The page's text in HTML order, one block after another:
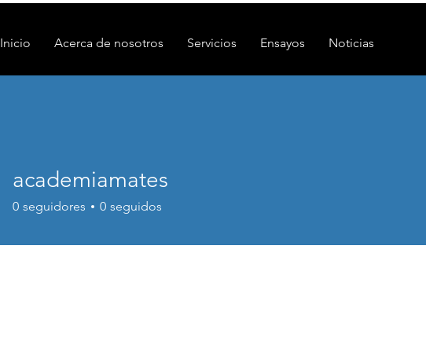
Inicio Acerca de nosotros Servicios Ensayos Noticias
academiamates
0 seguidores 0 seguidos